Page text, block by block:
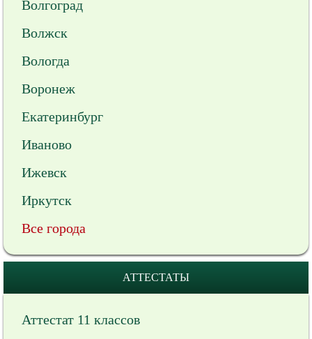
Волгоград
Волжск
Вологда
Воронеж
Екатеринбург
Иваново
Ижевск
Иркутск
Все города
АТТЕСТАТЫ
Аттестат 11 классов